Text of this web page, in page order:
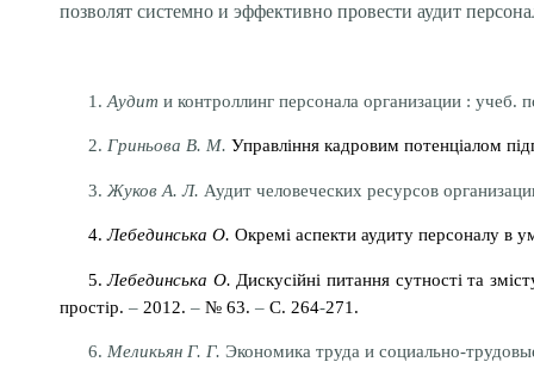
позволят системно и эффективно провести аудит
1. Аудит и контроллинг персонала организации : учеб.
2. Гриньова В. М. Управління кадровим потенціалом
3. Жуков А. Л. Аудит человеческих ресурсов
4.Лебединська О. Окремі аспекти аудиту персоналу в
5.Лебединська О. Дискусійні питання сутності та
простір. – 2012. – № 63. – С. 264-271.
6. Меликьян Г. Г. Экономика труда и социально-